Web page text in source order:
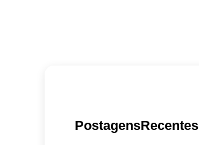
PostagensRecentes